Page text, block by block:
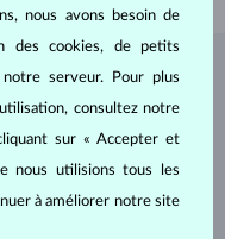
KLENOTA
nous avons besoin de
des cookies, de petits
serveur. Pour plus
consultez notre
sur « Accepter et
nous utilisions tous les
à améliorer notre site